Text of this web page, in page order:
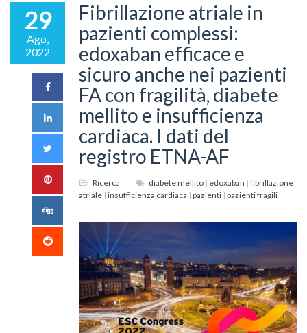
29
Ago,
2022
Fibrillazione atriale in
pazienti complessi:
edoxaban efficace e
sicuro anche nei pazienti
FA con fragilità, diabete
mellito e insufficienza
cardiaca. I dati del
registro ETNA-AF
Ricerca diabete mellito | edoxaban | fibrillazione
atriale | insufficienza cardiaca | pazienti | pazienti fragili